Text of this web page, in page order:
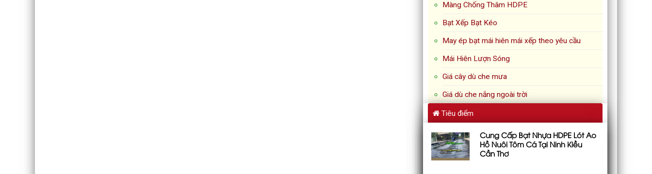
Màng Chống Thâm HDPE
Bạt Xếp Bạt Kéo
May ép bạt mái hiên mái xếp theo yêu cầu
Mái Hiên Lượn Sóng
Giá cây dù che mưa
Giá dù che nắng ngoài trời
Tiêu điểm
Cung Cấp Bạt Nhựa HDPE Lót Ao
Hồ Nuôi Tôm Cá Tại Ninh Kiều
Cần Thơ